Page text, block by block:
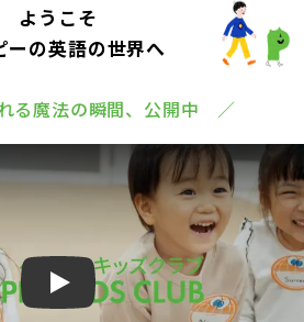
ようこそ
ーの英語の世界へ
る魔法の瞬間、公開中 ／